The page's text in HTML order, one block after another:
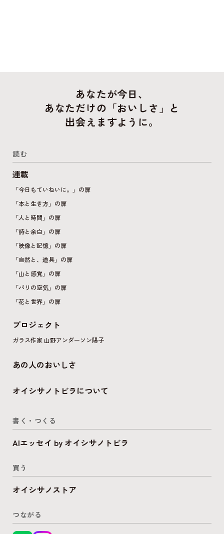
あなたが今日、
あなただけの「おいしさ」と
出会えますように。
読む
連載
「今日もていねいに。」の扉
「本と生き方」の扉
「人と時間」の扉
「詩と余白」の扉
「映像と記憶」の扉
「自然と、道具」の扉
「山と感覚」の扉
「パリの空気」の扉
「花と世界」の扉
プロジェクト
ガラス作家 山野アンダーソン陽子
あの人のおいしさ
オイシサノトビラについて
書く・つくる
AIエッセイ by オイシサノトビラ
買う
オイシサノストア
つながる